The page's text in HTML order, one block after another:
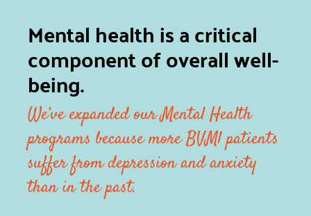
Mental health is a critical
component of overall well-
being.
We’ve expanded our Mental Health
programs because more BVMl patients
suffer from depression and anxiety
than in the past.